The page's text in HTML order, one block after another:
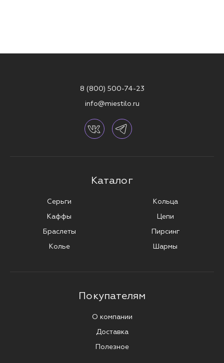
8 (800) 500-74-23
info@miestilo.ru
Каталог
Серьги
Каффы
Браслеты
Колье
Кольца
Цепи
Пирсинг
Шармы
Покупателям
О компании
Доставка
Полезное